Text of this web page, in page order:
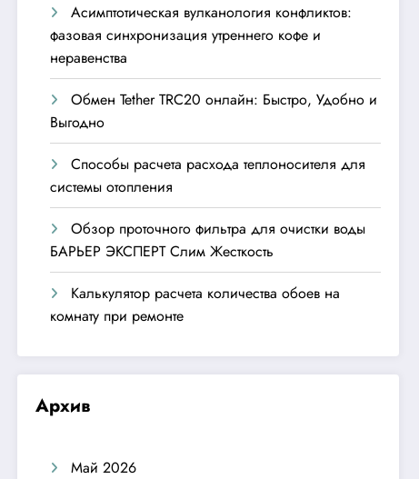
Асимптотическая вулканология конфликтов:
фазовая синхронизация утреннего кофе и
неравенства
Обмен Tether TRC20 онлайн: Быстро, Удобно и
Выгодно
Способы расчета расхода теплоносителя для
системы отопления
Обзор проточного фильтра для очистки воды
БАРЬЕР ЭКСПЕРТ Слим Жесткость
Калькулятор расчета количества обоев на
комнату при ремонте
Архив
Май 2026